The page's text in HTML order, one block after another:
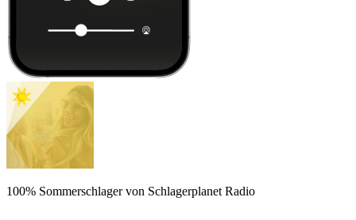
100% Sommerschlager von Schlagerplanet Radio